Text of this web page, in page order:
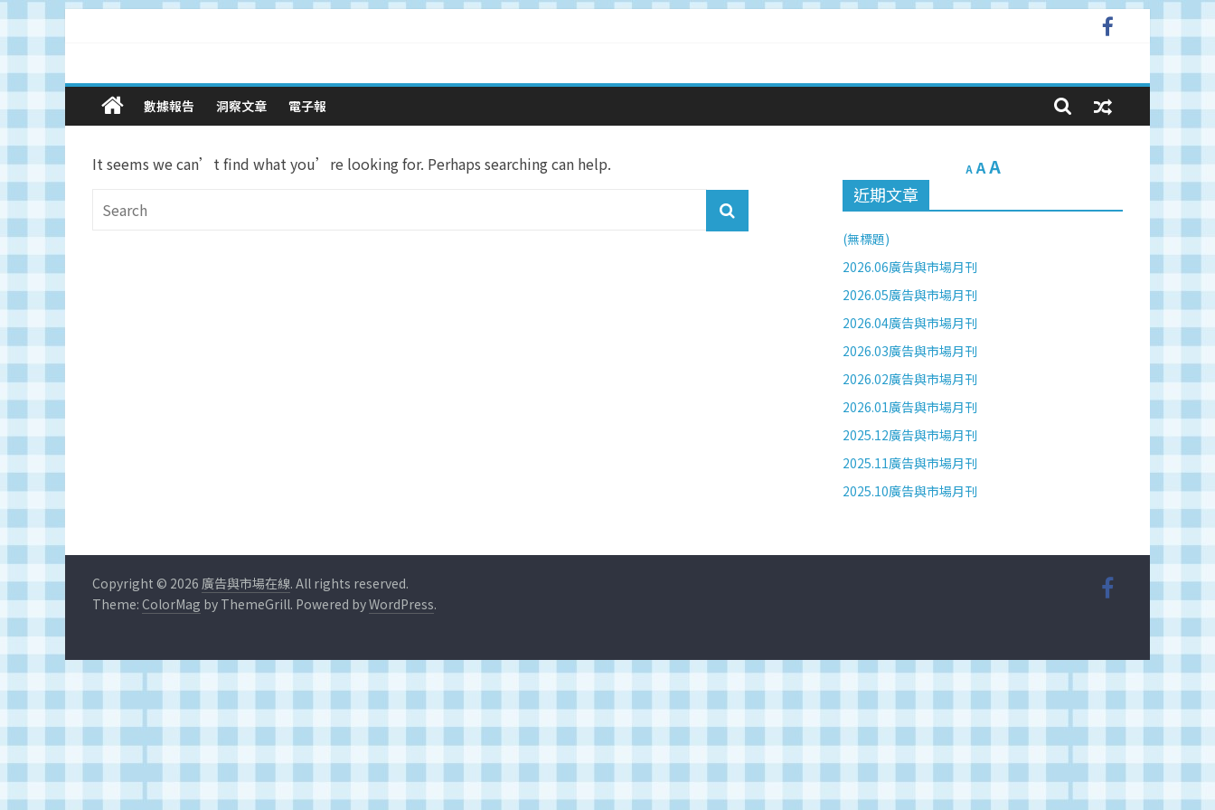
Skip
to
廣
告
與
市
的
專
刊
物、
灣
地
區
媒
數據報告 洞察文章 電子報
It seems we can’t find what you’re looking for. Perhaps searching can help. A AA
近期文章
(無標題)
2026.06廣告與市場月刊
2026.05廣告與市場月刊
2026.04廣告與市場月刊
2026.03廣告與市場月刊
2026.02廣告與市場月刊
2026.01廣告與市場月刊
2025.12廣告與市場月刊
2025.11廣告與市場月刊
2025.10廣告與市場月刊
Copyright © 2026 廣告與市場在線. All rights reserved.
Theme: ColorMag by ThemeGrill. Powered byWordPress.